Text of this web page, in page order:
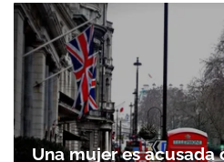
Una mujer es acusada